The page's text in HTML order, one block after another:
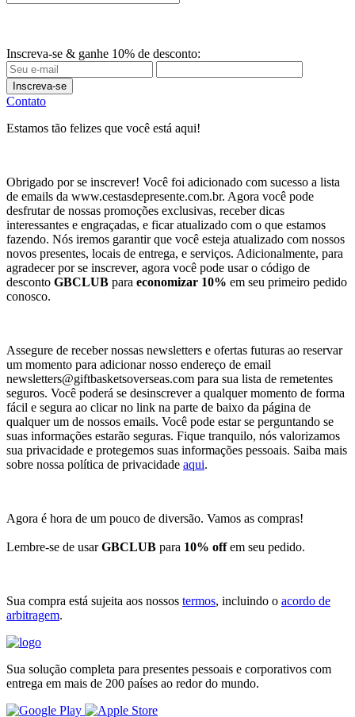
Inscreva-se & ganhe 10% de desconto:
Inscreva-se
Contato
Estamos tão felizes que você está aqui!
Obrigado por se inscrever! Você foi adicionado com sucesso a lista
de emails da www.cestasdepresente.com.br. Agora você pode
desfrutar de nossas promoções exclusivas, receber dicas
interessantes e engraçadas, e ficar atualizado com o que estamos
fazendo. Nós iremos garantir que você esteja atualizado com nossos
novos presentes, locais de entrega, e serviços. Adicionalmente, para
agradecer por se inscrever, agora você pode usar o código de
desconto GBCLUB para economizar 10% em seu primeiro pedido
conosco.
Assegure de receber nossas newsletters e ofertas futuras ao reservar
um momento para adicionar nosso endereço de email
newsletters@giftbasketsoverseas.com para sua lista de remetentes
seguros. Você poderá se desinscrever a qualquer momento de forma
fácil e segura ao clicar no link na parte de baixo da página de
qualquer um de nossos emails. Você pode estar se perguntando se
suas informações estarão seguras. Fique tranquilo, nós valorizamos
sua privacidade e protegemos suas informações pessoais. Saiba mais
sobre nossa política de privacidade aqui.
Agora é hora de um pouco de diversão. Vamos as compras!
Lembre-se de usarGBCLUB para 10% offem seu pedido.
Sua compra está sujeita aos nossos termos, incluindo o acordo de
arbitragem.
Sua solução completa para presentes pessoais e corporativos com
entrega em mais de 200 países ao redor do mundo.